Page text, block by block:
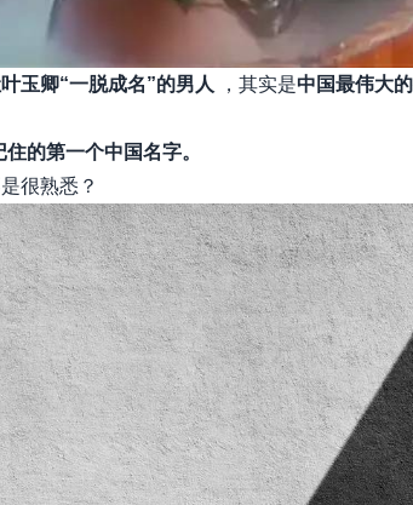
玉卿“一脱成名”的男人 ，其实是中国最伟大
的第一个中国名字。
很熟悉？